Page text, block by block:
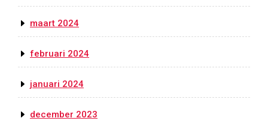
maart 2024
februari 2024
januari 2024
december 2023